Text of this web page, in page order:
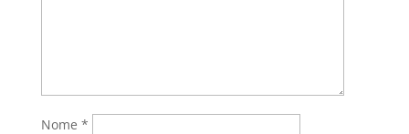
Nome *